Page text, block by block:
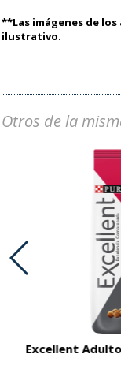
**Las imágenes de
ilustrativo.
Otros de la
Excellent